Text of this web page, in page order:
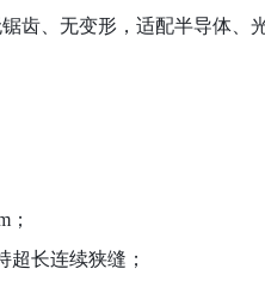
齿、无变形，适配半导体、
；
超长连续狭缝；